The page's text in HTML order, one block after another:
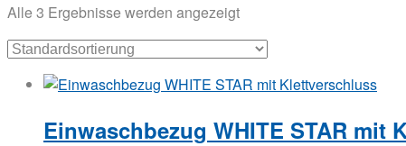
Alle 3 Ergebnisse werden angezeigt
Einwaschbezug WHITE STAR mit